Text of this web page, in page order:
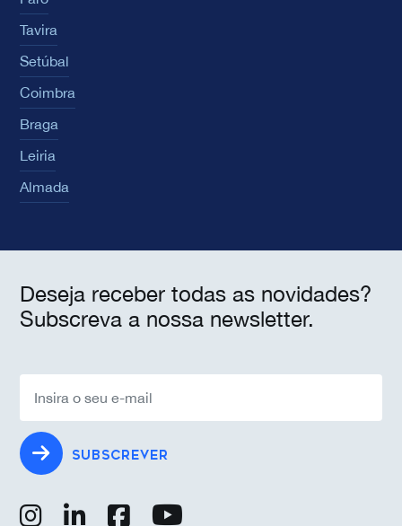
Tavira
Setúbal
Coimbra
Braga
Leiria
Almada
Deseja receber todas as novidades?
Subscreva a nossa newsletter.
SUBSCREVER